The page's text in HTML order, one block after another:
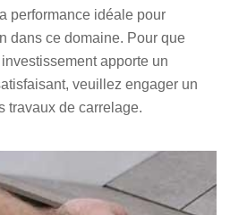
performance idéale pour
dans ce domaine. Pour que
apporte un
veuillez engager un
travaux de carrelage.